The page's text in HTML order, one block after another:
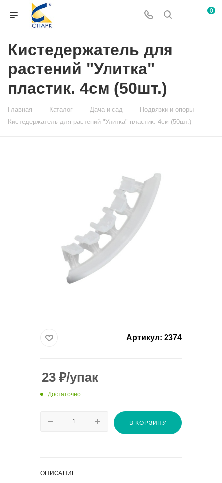
0
Кистедержатель для
растений "Улитка"
пластик. 4см (50шт.)
Главная — Каталог — Дача и сад — Подвязки и опоры —
Кистедержатель для растений "Улитка" пластик. 4см (50шт.)
Артикул: 2374
23 ₽/упак
Достаточно
В КОРЗИНУ
ОПИСАНИЕ